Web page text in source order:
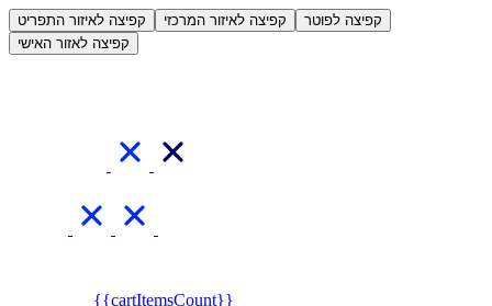
קפיצה לאיזור התפריט קפיצה לאיזור המרכזי
קפיצה לפוטר
קפיצה לאזור האישי
{{cartItemsCount}}